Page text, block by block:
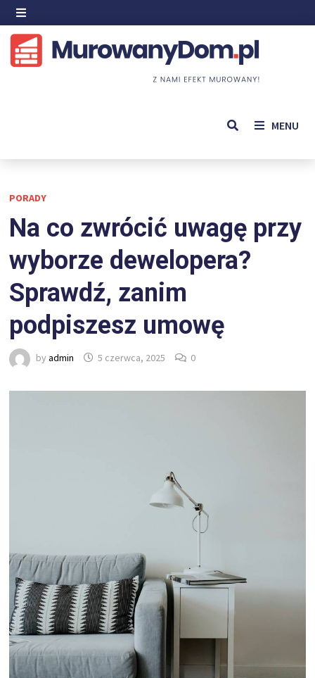
Skip
to
content
MENU
MENU
PORADY
Na co zwrócić uwagę przy
wyborze dewelopera?
Sprawdź, zanim
podpiszesz umowę
byadmin 5 czerwca, 2025 0